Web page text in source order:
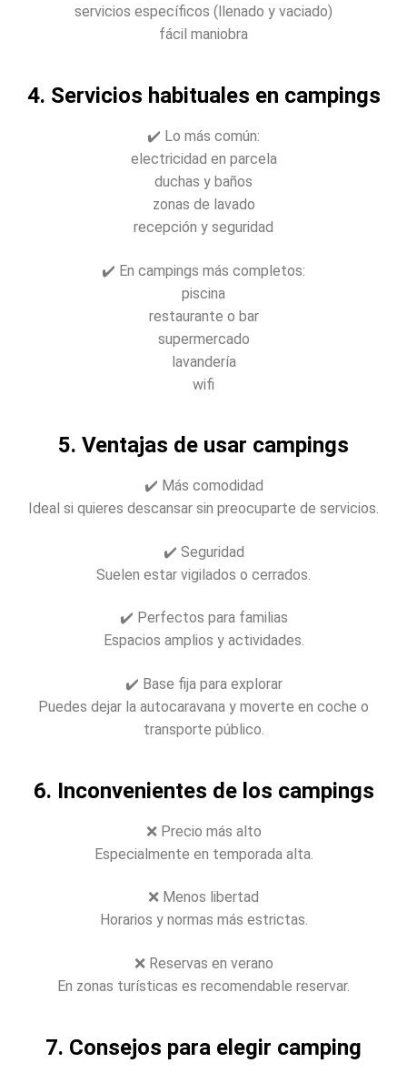
servicios específicos (llenado y vaciado)
fácil maniobra
4. Servicios habituales en campings
✔️ Lo más común:
electricidad en parcela
duchas y baños
zonas de lavado
recepción y seguridad
✔️ En campings más completos:
piscina
restaurante o bar
supermercado
lavandería
wifi
5. Ventajas de usar campings
✔️ Más comodidad
Ideal si quieres descansar sin preocuparte de servicios.
✔️ Seguridad
Suelen estar vigilados o cerrados.
✔️ Perfectos para familias
Espacios amplios y actividades.
✔️ Base fija para explorar
Puedes dejar la autocaravana y moverte en coche o
transporte público.
6. Inconvenientes de los campings
❌ Precio más alto
Especialmente en temporada alta.
❌ Menos libertad
Horarios y normas más estrictas.
❌ Reservas en verano
En zonas turísticas es recomendable reservar.
7. Consejos para elegir camping